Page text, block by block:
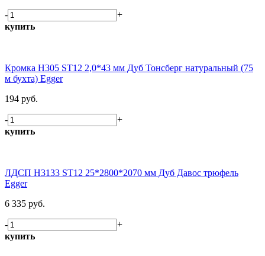
-
+
купить
Кромка H305 ST12 2,0*43 мм Дуб Тонсберг натуральный (75
м бухта) Egger
194 руб.
-
+
купить
ЛДСП H3133 ST12 25*2800*2070 мм Дуб Давос трюфель
Egger
6 335 руб.
-
+
купить